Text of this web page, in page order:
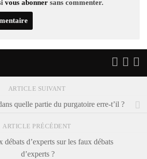
vous abonner sans commenter.
ARTICLE SUIVANT
quelle partie du purgatoire erre-t’il ?
ARTICLE PRÉCÉDENT
débats d’experts sur les faux débats
d’experts ?